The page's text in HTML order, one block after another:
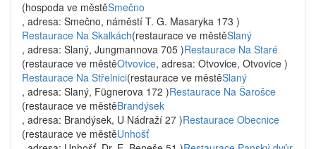
(hospoda ve městěSmečno
, adresa: Smečno, náměstí T. G. Masaryka 173 )
Restaurace Na Skalkách(restaurace ve městěSlaný
, adresa: Slaný, Jungmannova 705 )Restaurace Na Staré
(restaurace ve městěOtvovice, adresa: Otvovice, Otvovice )
Restaurace Na Střelnici(restaurace ve městěSlaný
, adresa: Slaný, Fügnerova 172 )Restaurace Na Šarošce
(restaurace ve městěBrandýsek
, adresa: Brandýsek, U Nádraží 27 )Restaurace Obecnice
(restaurace ve městěUnhošť